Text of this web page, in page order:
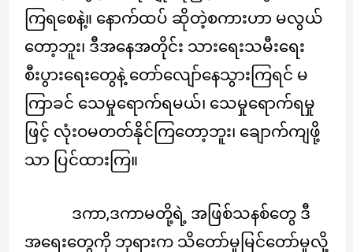
ကြရစေနဲ့။ နောက်ထပ် ဆိုတဲ့စကားဟာ မလွယ်
တော့ဘူး၊ ဒီအနေအတိုင်း သားရေးသမီးရေး
စီးပွားရေးတွေနဲ့ တော်လျော်နေသွားကြရင် မ
ကြာခင် သေမှုရောက်ရမယ်၊ သေမှုရောက်ရမှု
ဖြင့် လုံးဝမတတ်နိုင်ကြတော့ဘူး၊ ချောက်ကျဖို့
သာ ပြင်ထားကြ။
ဒကာ,ဒကာမတို့ရဲ့ အဖြစ်သနစ်တွေ ဒီ
အရေးတွေကို ဘုရားက သိတော်မူမြင်တော်မူလို့